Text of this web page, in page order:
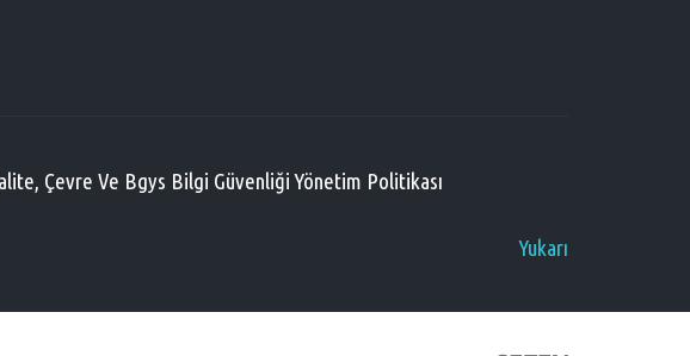
Çevre Ve Bgys Bilgi Güvenliği Yönetim Politikası
Yukarı